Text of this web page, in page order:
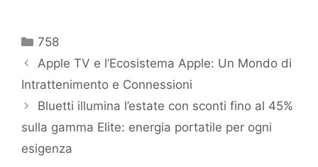
Categorie
758
Apple TV e l’Ecosistema Apple: Un Mondo di
Intrattenimento e Connessioni
Bluetti illumina l’estate con sconti fino al 45%
sulla gamma Elite: energia portatile per ogni
esigenza